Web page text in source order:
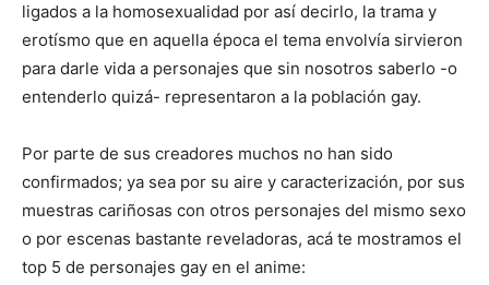
ligados a la homosexualidad por así decirlo, la trama y
erotísmo que en aquella época el tema envolvía sirvieron
para darle vida a personajes que sin nosotros saberlo -o
entenderlo quizá- representaron a la población gay.
Por parte de sus creadores muchos no han sido
confirmados; ya sea por su aire y caracterización, por sus
muestras cariñosas con otros personajes del mismo sexo
o por escenas bastante reveladoras, acá te mostramos el
top 5 de personajes gay en el anime: